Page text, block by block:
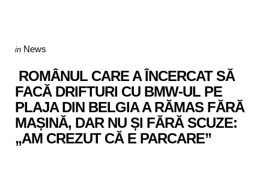
Categories
Posted
in News
ROMÂNUL CARE A ÎNCERCAT SĂ
FACĂ DRIFTURI CU BMW-UL PE
PLAJA DIN BELGIA A RĂMAS FĂRĂ
MAȘINĂ, DAR NU ȘI FĂRĂ SCUZE:
„AM CREZUT CĂ E PARCARE”